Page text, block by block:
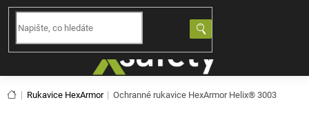
Přejít
obsah
Domů
Rukavice HexArmor Ochranné rukavice HexArmor Helix® 3003